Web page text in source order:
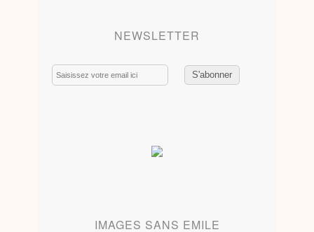
NEWSLETTER
Email
IMAGES SANS EMILE